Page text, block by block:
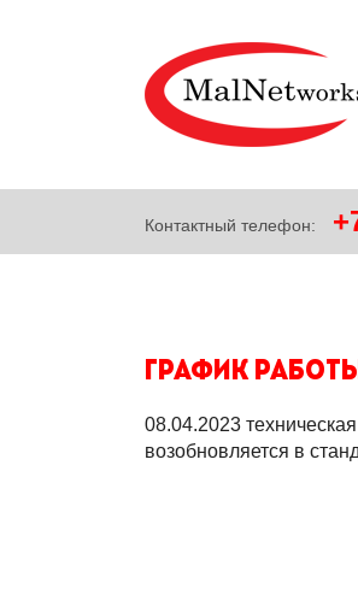
Контактный телефон:
График
08.04.2023
возобновляется в